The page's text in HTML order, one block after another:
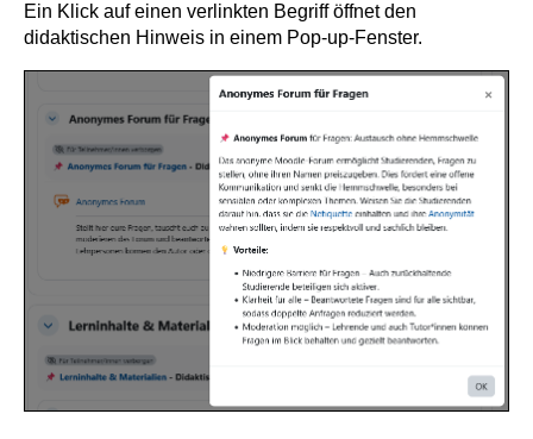
Ein Klick auf einen verlinkten Begriff öffnet den
didaktischen Hinweis in einem Pop-up-Fenster.